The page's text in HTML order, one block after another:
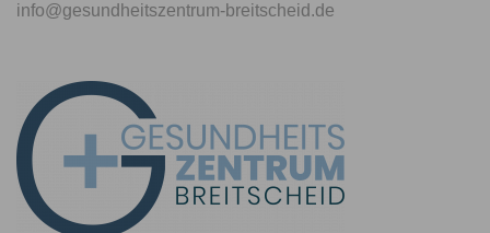
info@gesundheitszentrum-breitscheid.de